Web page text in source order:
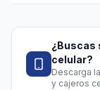
¿Buscas
celular?
Descarga
y cajeros